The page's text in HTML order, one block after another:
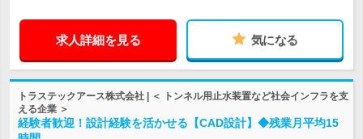
求人詳細を見る 気になる
トラステックアース株式会社 | ＜ トンネル用止水装置など社会インフラを支
える企業 ＞
経験者歓迎！設計経験を活かせる【CAD設計】◆残業月平均15